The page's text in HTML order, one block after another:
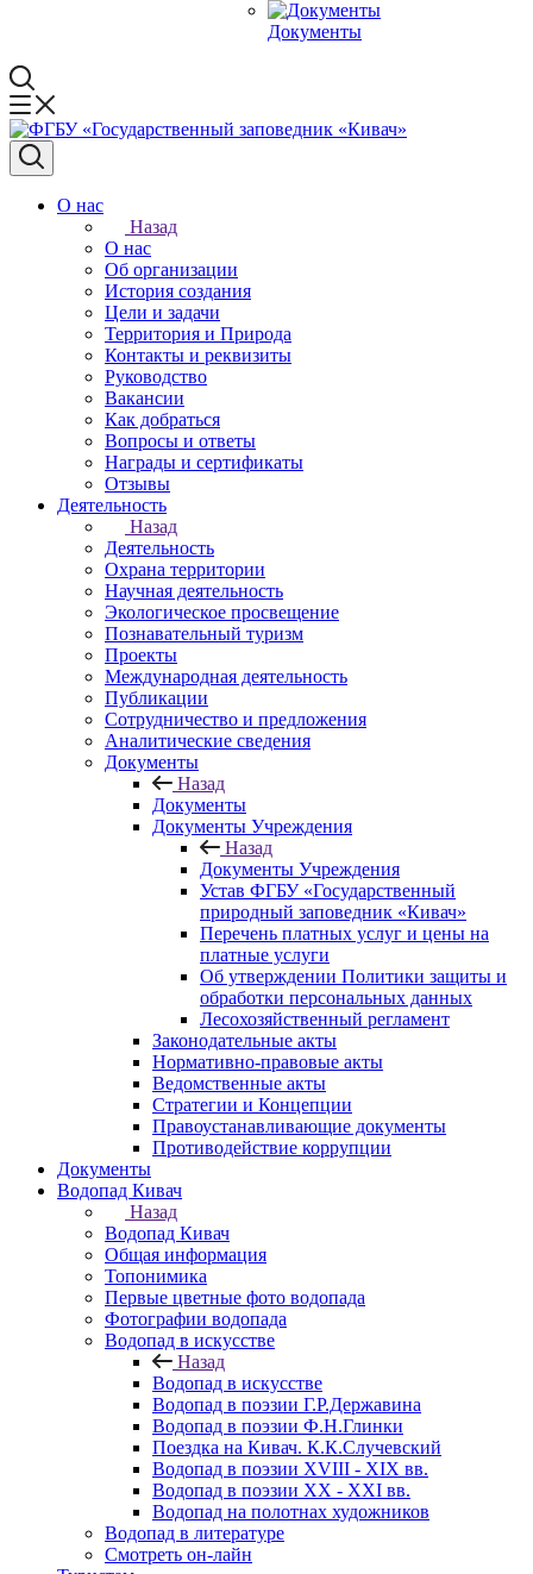
Документы
О нас
Назад
О нас
Об организации
История создания
Цели и задачи
Территория и Природа
Контакты и реквизиты
Руководство
Вакансии
Как добраться
Вопросы и ответы
Награды и сертификаты
Отзывы
Деятельность
Назад
Деятельность
Охрана территории
Научная деятельность
Экологическое просвещение
Познавательный туризм
Проекты
Международная деятельность
Публикации
Сотрудничество и предложения
Аналитические сведения
Документы
Назад
Документы
Документы Учреждения
Назад
Документы Учреждения
Устав ФГБУ «Государственный
природный заповедник «Кивач»
Перечень платных услуг и цены на
платные услуги
Об утверждении Политики защиты и
обработки персональных данных
Лесохозяйственный регламент
Законодательные акты
Нормативно-правовые акты
Ведомственные акты
Стратегии и Концепции
Правоустанавливающие документы
Противодействие коррупции
Документы
Водопад Кивач
Назад
Водопад Кивач
Общая информация
Топонимика
Первые цветные фото водопада
Фотографии водопада
Водопад в искусстве
Назад
Водопад в искусстве
Водопад в поэзии Г.Р.Державина
Водопад в поэзии Ф.Н.Глинки
Поездка на Кивач. К.К.Случевский
Водопад в поэзии XVIII - XIX вв.
Водопад в поэзии XX - XXI вв.
Водопад на полотнах художников
Водопад в литературе
Смотреть он-лайн